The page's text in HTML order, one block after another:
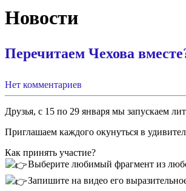
Новости
Перечитаем Чехова
Нет комментариев
Друзья, с 15 по 29 января мы запускаем
Приглашаем каждого окунуться в
Как принять участие?
Выберите любимый фрагмент из
Запишите на видео его